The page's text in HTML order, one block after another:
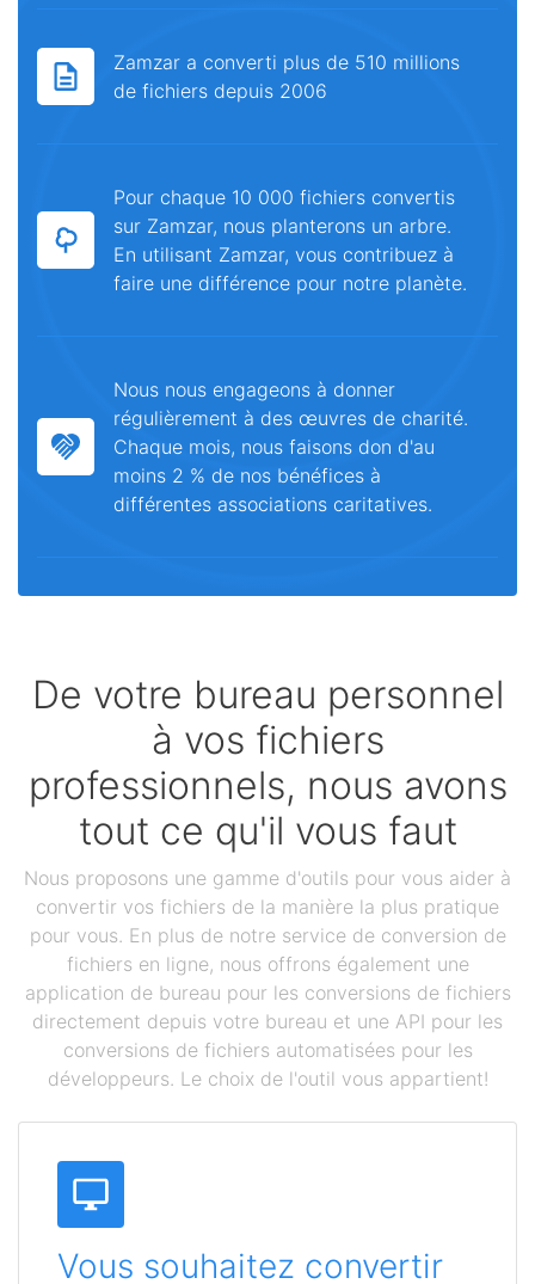
Zamzar a converti plus de 510 millions
de fichiers depuis 2006
Pour chaque 10 000 fichiers convertis
sur Zamzar, nous planterons un arbre.
En utilisant Zamzar, vous contribuez à
faire une différence pour notre planète.
Nous nous engageons à donner
régulièrement à des œuvres de charité.
Chaque mois, nous faisons don d'au
moins 2 % de nos bénéfices à
différentes associations caritatives.
De votre bureau personnel
à vos fichiers
professionnels, nous avons
tout ce qu'il vous faut
Nous proposons une gamme d'outils pour vous aider à
convertir vos fichiers de la manière la plus pratique
pour vous. En plus de notre service de conversion de
fichiers en ligne, nous offrons également une
application de bureau pour les conversions de fichiers
directement depuis votre bureau et une API pour les
conversions de fichiers automatisées pour les
développeurs. Le choix de l'outil vous appartient!
Vous souhaitez convertir